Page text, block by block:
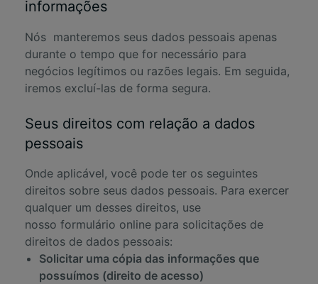
informações
Nós manteremos seus dados pessoais apenas
durante o tempo que for necessário para
negócios legítimos ou razões legais. Em seguida,
iremos excluí-las de forma segura.
Seus direitos com relação a dados
pessoais
Onde aplicável, você pode ter os seguintes
direitos sobre seus dados pessoais. Para exercer
qualquer um desses direitos, use
nossoformulário online para solicitações de
direitos de dados pessoais:
Solicitar uma cópia das informações que
possuímos (direito de acesso)